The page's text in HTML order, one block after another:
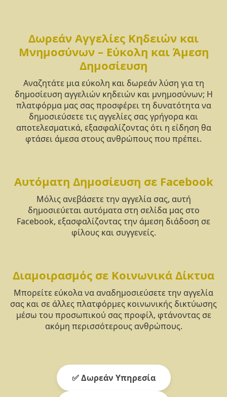
Δωρεάν Αγγελίες Κηδειών και
Μνημοσύνων – Εύκολη και Άμεση
Δημοσίευση
Αναζητάτε μια εύκολη και δωρεάν λύση για τη
δημοσίευση αγγελιών κηδειών και μνημοσύνων; Η
πλατφόρμα μας σας προσφέρει τη δυνατότητα να
δημοσιεύσετε τις αγγελίες σας γρήγορα και
αποτελεσματικά, εξασφαλίζοντας ότι η είδηση θα
φτάσει άμεσα στους ανθρώπους που πρέπει.
Αυτόματη Δημοσίευση σε Facebook
Μόλις ανεβάσετε την αγγελία σας, αυτή
δημοσιεύεται αυτόματα στη σελίδα μας στο
Facebook, εξασφαλίζοντας την άμεση διάδοση σε
φίλους και συγγενείς.
Διαμοιρασμός σε Κοινωνικά Δίκτυα
Μπορείτε εύκολα να αναδημοσιεύσετε την αγγελία
σας και σε άλλες πλατφόρμες κοινωνικής δικτύωσης
μέσω του προσωπικού σας προφίλ, φτάνοντας σε
ακόμη περισσότερους ανθρώπους.
✅ Δωρεάν Υπηρεσία